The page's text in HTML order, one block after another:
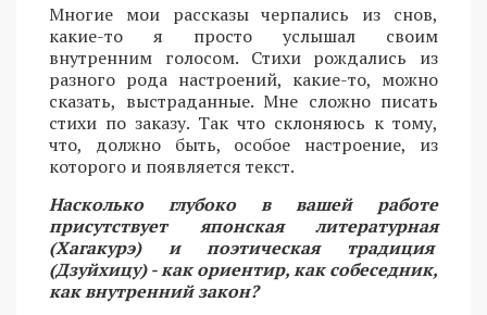
Многие мои рассказы черпались из снов,
какие-то я просто услышал своим
внутренним голосом. Стихи рождались из
разного рода настроений, какие-то, можно
сказать, выстраданные. Мне сложно писать
стихи по заказу. Так что склоняюсь к тому,
что, должно быть, особое настроение, из
которого и появляется текст.
Насколько глубоко в вашей работе
присутствует японская литературная
(Хагакурэ) и поэтическая традиция
(Дзуйхицу) - как ориентир, как собеседник,
как внутренний закон?